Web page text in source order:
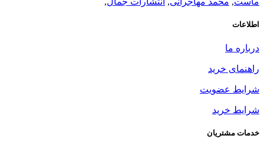
اطلاعات
درباره ما
راهنمای خرید
شرایط عضویت
شرایط خرید
خدمات مشتریان